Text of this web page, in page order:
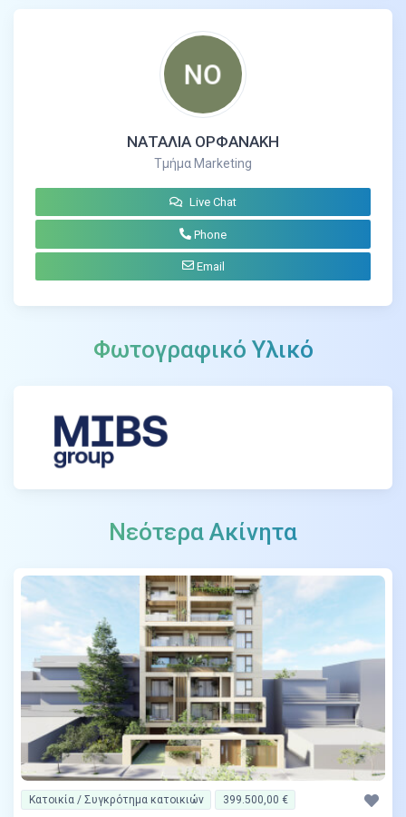
ΝΑΤΑΛΙΑ ΟΡΦΑΝΑΚΗ
Τμήμα Marketing
Live Chat
Phone
Email
Φωτογραφικό Υλικό
Νεότερα Ακίνητα
Κατοικία / Συγκρότημα κατοικιών 399.500,00 €